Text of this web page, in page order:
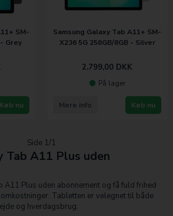
SM-
Grey
Køb nu
Samsung Galaxy Tab A11+ SM-
X236 5G 256GB/8GB - Silver
2.799,00 DKK
På lager
Køb nu
Mere info
Side 1/1
Tab A11 Plus uden
A11 Plus uden abonnement og få fuld frihed
Tabletten er velegnet til både
og hverdagsbrug.